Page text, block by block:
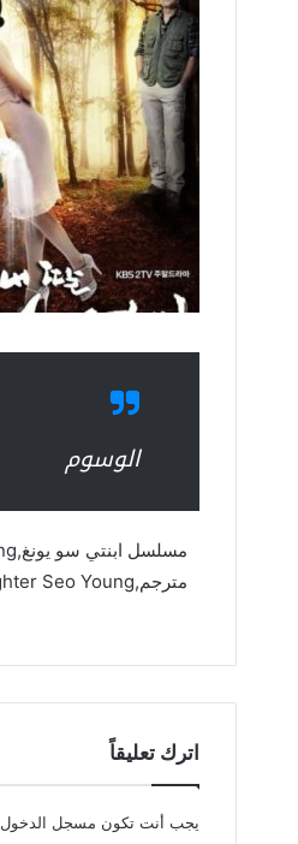
الوسوم
اترك تعليقاً
يجب أنت تكون مسجل الدخول